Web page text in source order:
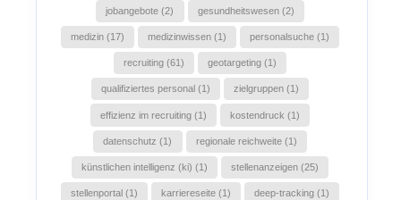
jobangebote (2) gesundheitswesen (2)
medizin (17) medizinwissen (1) personalsuche (1)
recruiting (61) geotargeting (1)
qualifiziertes personal (1) zielgruppen (1)
effizienz im recruiting (1) kostendruck (1)
datenschutz (1) regionale reichweite (1)
künstlichen intelligenz (ki) (1) stellenanzeigen (25)
stellenportal (1) karriereseite (1) deep-tracking (1)